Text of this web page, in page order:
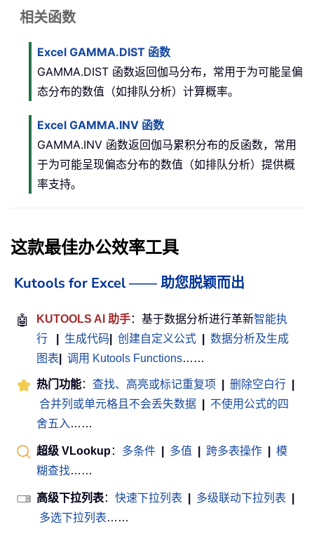
相关函数
Excel GAMMA.DIST 函数
GAMMA.DIST 函数返回伽马分布，常用于为可能呈偏
态分布的数值（如排队分析）计算概率。
Excel GAMMA.INV 函数
GAMMA.INV 函数返回伽马累积分布的反函数，常用
于为可能呈现偏态分布的数值（如排队分析）提供概
率支持。
这款最佳办公效率工具
Kutools for Excel —— 助您脱颖而出
🤖 KUTOOLS AI 助手：基于数据分析进行革新智能执
行
生成代码 创建自定义公式
数据分析及生成
图表
调用 Kutools Functions……
热门功能： 查找、高亮或标记重复项 删除空白行
合并列或单元格且不会丢失数据
不使用公式的四
舍五入 ……
超级 VLookup： 多条件 多值 跨多表操作
模
糊查找……
高级下拉列表： 快速下拉列表 多级联动下拉列表
多选下拉列表……